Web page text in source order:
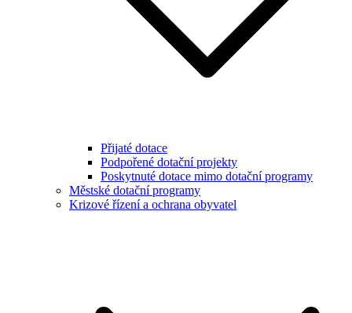
Přijaté dotace
Podpořené dotační projekty
Poskytnuté dotace mimo dotační programy
Městské dotační programy
Krizové řízení a ochrana obyvatel